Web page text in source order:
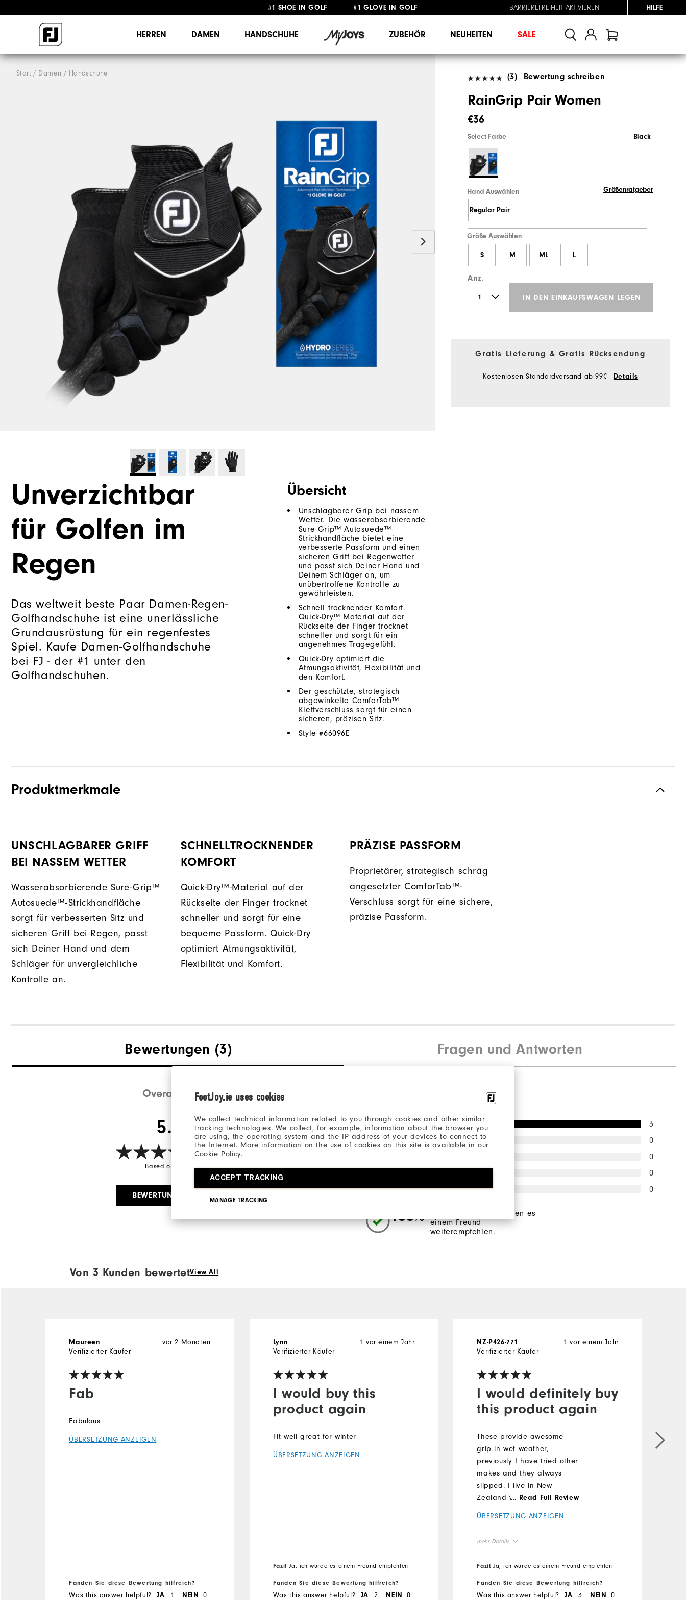
FootJoy.ie uses cookies
We collect technical information related to you through cookies and other similar
tracking technologies. We collect, for example, information about the browser you
are using, the operating system and the IP address of your devices to connect to
the Internet. More information on the use of cookies on this site is available in our
Cookie Policy.
ACCEPT TRACKING
MANAGE TRACKING
#1 SHOE IN GOLF #1 GLOVE IN GOLF
BARRIEREFREIHEIT AKTIVIEREN HILFE
HERREN DAMEN HANDSCHUHE ZUBEHÖR NEUHEITEN SALE
Start Damen Handschuhe (3) Bewertung schreiben
RainGrip Pair Women
€36
Select Farbe Black
Hand Auswählen Größenratgeber
Regular Pair
Größe Auswählen
S M ML L
Anz.
IN DEN EINKAUFSWAGEN LEGEN
Gratis Lieferung & Gratis Rücksendung
Kostenlosen Standardversand ab 99€ Details
Unverzichtbar
für Golfen im
Regen
Das weltweit beste Paar Damen-Regen-
Golfhandschuhe ist eine unerlässliche
Grundausrüstung für ein regenfestes
Spiel. Kaufe Damen-Golfhandschuhe
bei FJ - der #1 unter den
Golfhandschuhen.
Übersicht
Unschlagbarer Grip bei nassem
Wetter. Die wasserabsorbierende
Sure-Grip™ Autosuede™-
Strickhandfläche bietet eine
verbesserte Passform und einen
sicheren Griff bei Regenwetter
und passt sich Deiner Hand und
Deinem Schläger an, um
unübertroffene Kontrolle zu
gewährleisten.
Schnell trocknender Komfort.
Quick-Dry™ Material auf der
Rückseite der Finger trocknet
schneller und sorgt für ein
angenehmes Tragegefühl.
Quick-Dry optimiert die
Atmungsaktivität, Flexibilität und
den Komfort.
Der geschützte, strategisch
abgewinkelte ComforTab™
Klettverschluss sorgt für einen
sicheren, präzisen Sitz.
Style #66096E
Produktmerkmale
UNSCHLAGBARER GRIFF
BEI NASSEM WETTER
Wasserabsorbierende Sure-Grip™
Autosuede™-Strickhandfläche
sorgt für verbesserten Sitz und
sicheren Griff bei Regen, passt
sich Deiner Hand und dem
Schläger für unvergleichliche
Kontrolle an.
SCHNELLTROCKNENDER
KOMFORT
Quick-Dry™-Material auf der
Rückseite der Finger trocknet
schneller und sorgt für eine
bequeme Passform. Quick-Dry
optimiert Atmungsaktivität,
Flexibilität und Komfort.
PRÄZISE PASSFORM
Proprietärer, strategisch schräg
angesetzter ComforTab™-
Verschluss sorgt für eine sichere,
präzise Passform.
Bewertungen (3) Fragen und Antworten
Overall Rating
5.0/5
Based on 3 Review(s)
BEWERTUNG SCHREIBEN
5 Sterne
3
4 Sterne
0
0
0
1 Stern
0
100%
der Anwortgeber würden es
einem Freund
weiterempfehlen.
Von 3 Kunden bewertetView All
Fab
vor 2 Monaten
Maureen
Verifizierter Käufer
Fabulous
ÜBERSETZUNG ANZEIGEN
Fanden Sie diese Bewertung hilfreich?
Was this answer helpful? JA 1 NEIN 0
I would buy this
product again
1 vor einem Jahr
Lynn
Verifizierter Käufer
Fit well great for winter
ÜBERSETZUNG ANZEIGEN
Fazit Ja, ich würde es einem Freund empfehlen
Fanden Sie diese Bewertung hilfreich?
Was this answer helpful? JA 2 NEIN 0
I would definitely buy
this product again
1 vor einem Jahr
NZ-P426-771
Verifizierter Käufer
These provide awesome
grip in wet weather,
previously I have tried other
makes and they always
slipped. I live in New
Zealand where we can play
frequently wet weather
during winter.
... Read Full Review
ÜBERSETZUNG ANZEIGEN
mehr Details
Fazit Ja, ich würde es einem Freund empfehlen
Fanden Sie diese Bewertung hilfreich?
Was this answer helpful? JA 3 NEIN 0